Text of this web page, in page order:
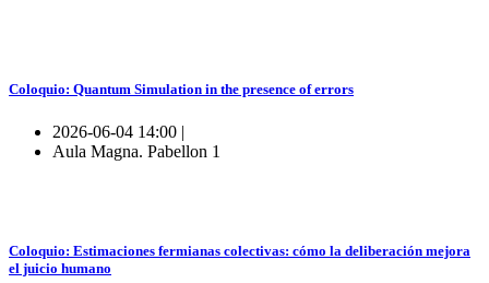
Coloquio: Quantum Simulation in the presence of errors
2026-06-04 14:00 |
Aula Magna. Pabellon 1
Coloquio: Estimaciones fermianas colectivas: cómo la deliberación mejora
el juicio humano